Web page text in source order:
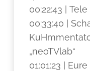
00:22:43 |
00:33:40 |
„neoTVlab“
01:01:23 |